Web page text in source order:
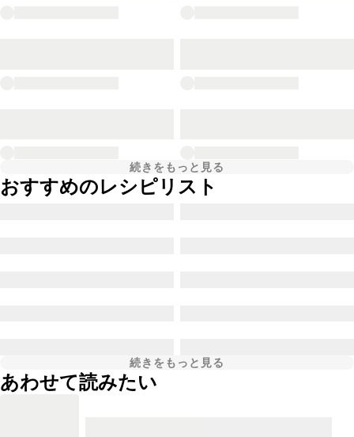
続きをもっと見る
おすすめのレシピリスト
続きをもっと見る
あわせて読みたい